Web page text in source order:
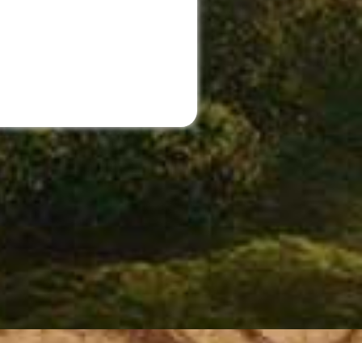
Kundenbewertungen und Erfahrungen zu
Astramea.ch - Spirituelle Lebenshilfe
Empfehlungen auf
SEHR GUT